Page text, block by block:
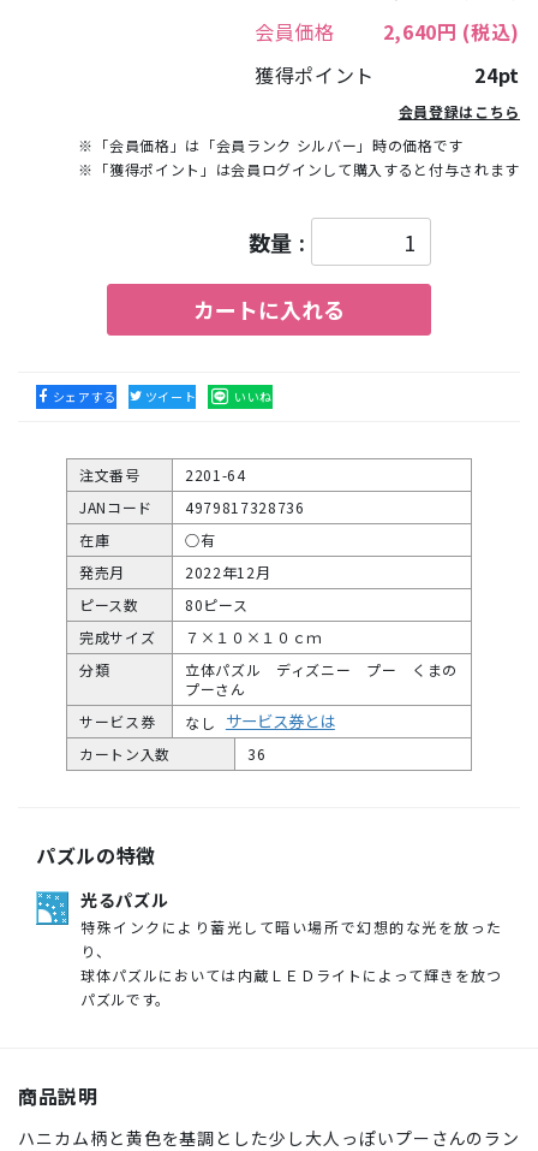
会員価格
2,640円 (税込)
獲得ポイント
24pt
会員登録はこちら
※「会員価格」は「会員ランク シルバー」時の価格です
※「獲得ポイント」は会員ログインして購入すると付与されます
数量 :
カートに入れる
シェアする ツイート いいね
注文番号
2201-64
JANコード
4979817328736
在庫
○有
発売月
2022年12月
ピース数
80ピース
完成サイズ
７×１０×１０ｃｍ
分類
立体パズル ディズニー プー くまの
プーさん
サービス券
なし サービス券とは
カートン入数 36
パズルの特徴
光るパズル
特殊インクにより蓄光して暗い場所で幻想的な光を放った
り、
球体パズルにおいては内蔵ＬＥＤライトによって輝きを放つ
パズルです。
商品説明
ハニカム柄と黄色を基調とした少し大人っぽいプーさんのラン